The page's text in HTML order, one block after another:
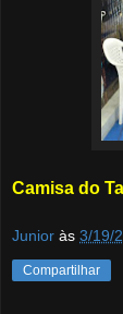
Camisa do
Junior às 3/19/
Compartilhar